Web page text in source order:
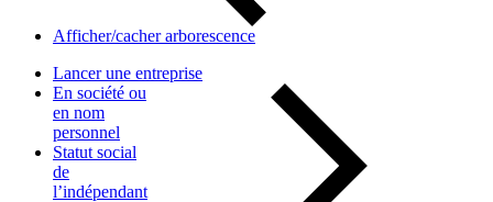
Afficher/cacher arborescence
Lancer une entreprise
En société ou
en nom
personnel
Statut social
de
l’indépendant